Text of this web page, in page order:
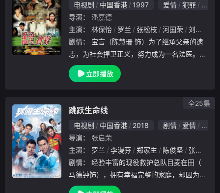
电视剧 中国香港 1997 爱情 犯罪
悬疑
导演：
潘嘉德
主演：
林保怡 罗兰 张松枝 河国荣 刘江
剧情：
志，为社会捍卫正义，努力成为一名法医。宝
言的姐姐宝意（陈美琪 饰）是一个著名作家
，专门为人解答爱情问题，但自己的感情生活
立即播放
跳跃生命线
电视剧 中国香港 2018 剧情 爱情
香港
导演：
张启荣
主演：
罗兰 李漫芬 郑家生 陈俊坚 张国强
剧情：
马德钟饰），拥有幸福完整的家庭，却因为司
机醉驾，令老婆章可岚（李佳芯饰）失救致死
全25集